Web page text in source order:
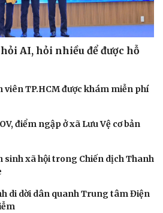
AI, hỏi nhiều để được hỗ
viên TP.HCM được khám miễn phí
điểm ngập ở xã Lưu Vệ cơ bản
sinh xã hội trong Chiến dịch Thanh
di dời dân quanh Trung tâm Điện